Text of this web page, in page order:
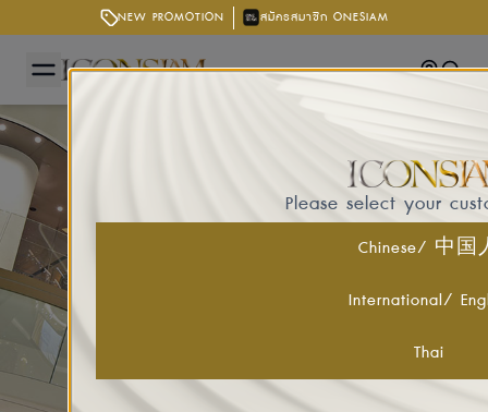
NEW PROMOTION สมัครสมาชิก ONESIAM
Getting
Please select your
Chinese/ 中国
International/
Thai